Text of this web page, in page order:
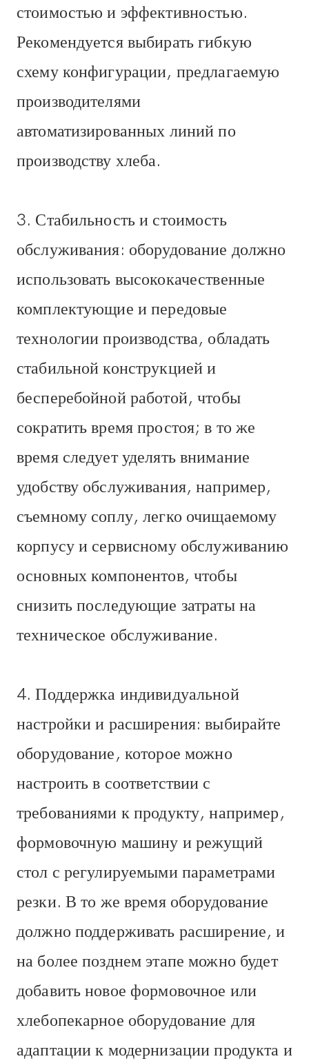
стоимостью и эффективностью.
Рекомендуется выбирать гибкую
схему конфигурации, предлагаемую
производителями
автоматизированных линий по
производству хлеба.
3. Стабильность и стоимость
обслуживания: оборудование должно
использовать высококачественные
комплектующие и передовые
технологии производства, обладать
стабильной конструкцией и
бесперебойной работой, чтобы
сократить время простоя; в то же
время следует уделять внимание
удобству обслуживания, например,
съемному соплу, легко очищаемому
корпусу и сервисному обслуживанию
основных компонентов, чтобы
снизить последующие затраты на
техническое обслуживание.
4. Поддержка индивидуальной
настройки и расширения: выбирайте
оборудование, которое можно
настроить в соответствии с
требованиями к продукту, например,
формовочную машину и режущий
стол с регулируемыми параметрами
резки. В то же время оборудование
должно поддерживать расширение, и
на более позднем этапе можно будет
добавить новое формовочное или
хлебопекарное оборудование для
адаптации к модернизации продукта и